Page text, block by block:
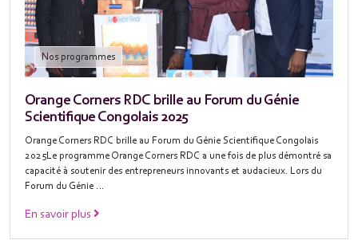
Nos programmes
Orange Corners RDC brille au Forum du Génie
Scientifique Congolais 2025
Orange Corners RDC brille au Forum du Génie Scientifique Congolais
2025Le programme Orange Corners RDC a une fois de plus démontré sa
capacité à soutenir des entrepreneurs innovants et audacieux. Lors du
Forum du Génie …
En savoir plus